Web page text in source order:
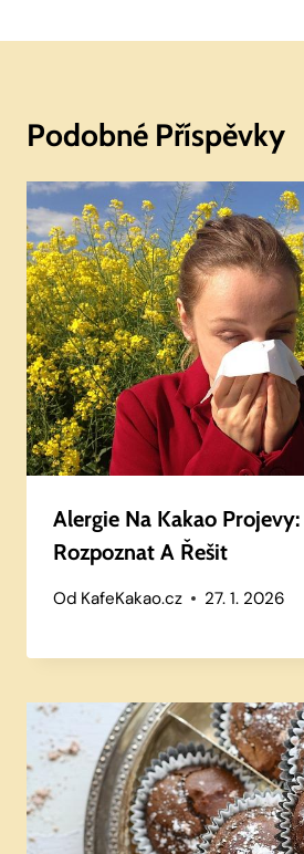
Podobné Příspěvky
Alergie Na Kakao Projevy:
Rozpoznat A Řešit
Od KafeKakao.cz 27. 1. 2026